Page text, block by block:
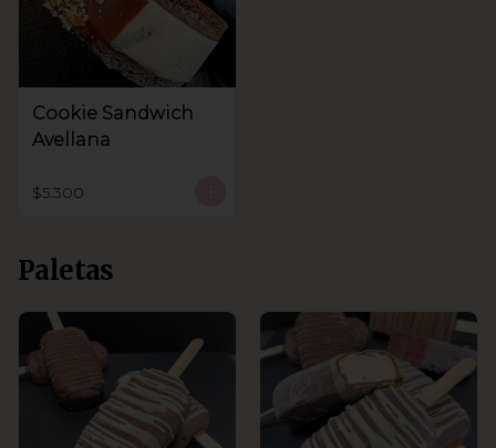
Cookie Sandwich
Avellana
$5.300
Paletas